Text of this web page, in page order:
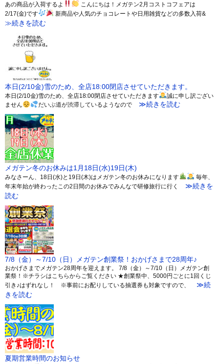
あの商品が入荷するよ
こんにちは！メガテン2月コストコフェアは
2/17(金)です
新商品や人気のチョコレートや日用雑貨などの多数入荷&
≫続きを読む
本日(2/10金)雪のため、全店18:00閉店させていただきます。
本日(2/10金)雪のため、全店18:00閉店させていただきます
誠に申し訳ござい
ません
だいぶ道が渋滞しているようなので≫続きを読む
メガテン冬のお休みは1月18日(水)19日(木)
みなさーん、18日(水)と19日(木)はメガテン冬のお休みになります
毎年、
年末年始が終わったこの2日間のお休みでみんなで研修旅行に行く
≫続きを
読む
7/8（金）～7/10（日）メガテン創業祭！おかげさまで28周年♪
おかげさまでメガテン28周年を迎えます。 7/8（金）～7/10（日）メガテン創
業祭！※チラシはこちらからご覧ください ★創業祭中、5000円ごとに1回くじ
引き♪はずれなし！ ※事前にお配りしている抽選券も対象ですので、
≫続
きを読む
夏期営業時間のお知らせ